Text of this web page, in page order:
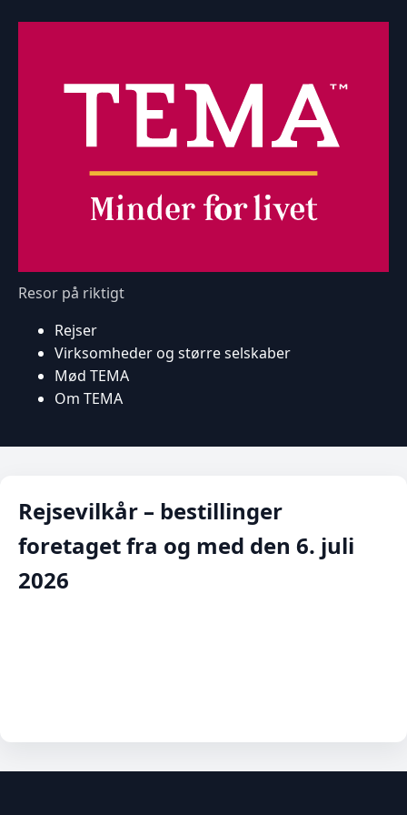
Resor på riktigt
Rejser
Virksomheder og større selskaber
Mød TEMA
Om TEMA
Rejsevilkår – bestillinger
foretaget fra og med den 6. juli
2026